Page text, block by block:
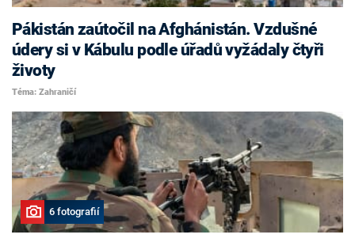
Pákistán zaútočil na Afghánistán. Vzdušné
údery si v Kábulu podle úřadů vyžádaly čtyři
životy
Téma: Zahraničí
6 fotografií